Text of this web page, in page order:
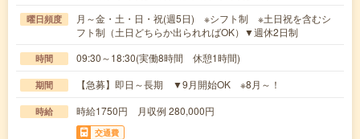
曜日頻度
月～金・土・日・祝(週5日) ※シフト制 ※土日祝を含むシ
フト制（土日どちらか出られればOK）▼週休2日制
時間 09:30～18:30(実働8時間 休憩1時間)
期間 【急募】即日～長期 ▼9月開始OK ※8月～！
時給 時給1750円 月収例 280,000円
交通費